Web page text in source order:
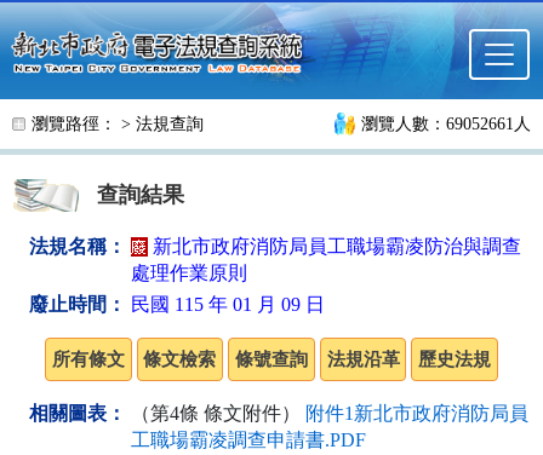
跳至主要內容
瀏覽路徑： > 法規查詢 瀏覽人數：69052661人
查詢結果
法規名稱：
新北市政府消防局員工職場霸凌防治與調查
處理作業原則
廢止時間：
民國 115 年 01 月 09 日
相關圖表： （第4條 條文附件）
附件1新北市政府消防局員
工職場霸凌調查申請書.PDF